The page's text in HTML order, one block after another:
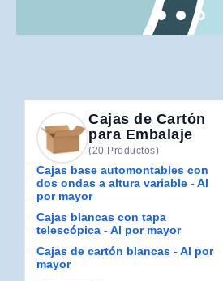
Cajas de Cartón
para Embalaje
(20 Productos)
Cajas base automontables con
dos ondas a altura variable - Al
por mayor
Cajas blancas con tapa
telescópica - Al por mayor
Cajas de cartón blancas - Al por
mayor